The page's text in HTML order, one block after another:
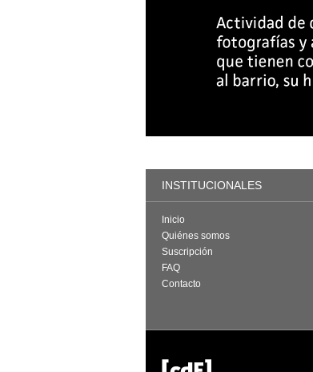
INSTITUCIONALES
Inicio
Quiénes somos
Suscripción
FAQ
Contacto